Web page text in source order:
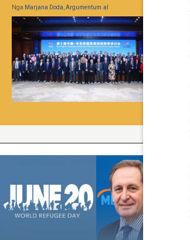
Nga Marjana Doda, Argumentum.al